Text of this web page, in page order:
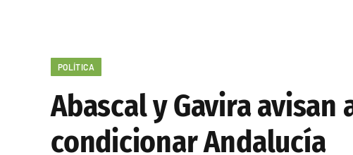
POLÍTICA
Abascal y Gavira avisan
condicionar Andalucía